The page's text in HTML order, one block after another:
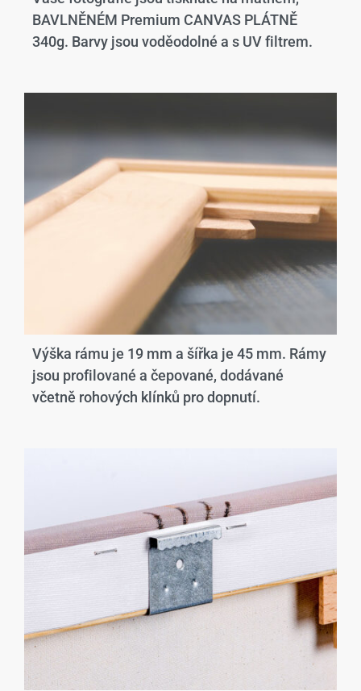
BAVLNĚNÉM Premium CANVAS PLÁTNĚ
340g. Barvy jsou voděodolné a s UV filtrem.
Výška rámu je 19 mm a šířka je 45 mm. Rámy
jsou profilované a čepované, dodávané
včetně rohových klínků pro dopnutí.